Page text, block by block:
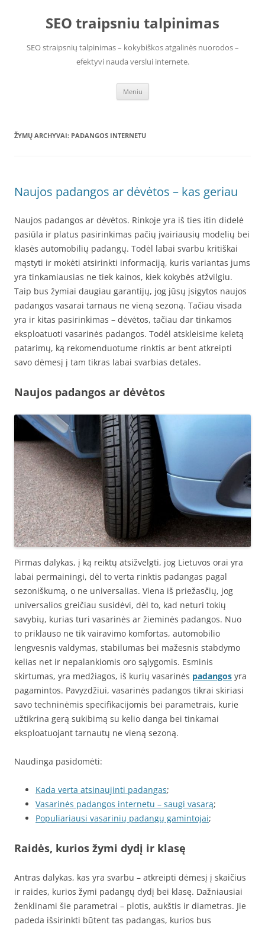
SEO traipsniu talpinimas
SEO straipsnių talpinimas – kokybiškos atgalinės nuorodos –
efektyvi nauda verslui internete.
Meniu
ŽYMŲ ARCHYVAI: PADANGOS INTERNETU
Naujos padangos ar dėvėtos – kas geriau
Naujos padangos ar dėvėtos. Rinkoje yra iš ties itin didelė
pasiūla ir platus pasirinkimas pačių įvairiausių modelių bei
klasės automobilių padangų. Todėl labai svarbu kritiškai
mąstyti ir mokėti atsirinkti informaciją, kuris variantas jums
yra tinkamiausias ne tiek kainos, kiek kokybės atžvilgiu.
Taip bus žymiai daugiau garantijų, jog jūsų įsigytos naujos
padangos vasarai tarnaus ne vieną sezoną. Tačiau visada
yra ir kitas pasirinkimas – dėvėtos, tačiau dar tinkamos
eksploatuoti vasarinės padangos. Todėl atskleisime keletą
patarimų, ką rekomenduotume rinktis ar bent atkreipti
savo dėmesį į tam tikras labai svarbias detales.
Naujos padangos ar dėvėtos
Pirmas dalykas, į ką reiktų atsižvelgti, jog Lietuvos orai yra
labai permainingi, dėl to verta rinktis padangas pagal
sezoniškumą, o ne universalias. Viena iš priežasčių, jog
universalios greičiau susidėvi, dėl to, kad neturi tokių
savybių, kurias turi vasarinės ar žieminės padangos. Nuo
to priklauso ne tik vairavimo komfortas, automobilio
lengvesnis valdymas, stabilumas bei mažesnis stabdymo
kelias net ir nepalankiomis oro sąlygomis. Esminis
skirtumas, yra medžiagos, iš kurių vasarinės padangos yra
pagamintos. Pavyzdžiui, vasarinės padangos tikrai skiriasi
savo techninėmis specifikacijomis bei parametrais, kurie
užtikrina gerą sukibimą su kelio danga bei tinkamai
eksploatuojant tarnautų ne vieną sezoną.
Naudinga pasidomėti:
Kada verta atsinaujinti padangas;
Vasarinės padangos internetu – saugi vasarą;
Populiariausi vasarinių padangų gamintojai;
Raidės, kurios žymi dydį ir klasę
Antras dalykas, kas yra svarbu – atkreipti dėmesį į skaičius
ir raides, kurios žymi padangų dydį bei klasę. Dažniausiai
ženklinami šie parametrai – plotis, aukštis ir diametras. Jie
padeda išsirinkti būtent tas padangas, kurios bus